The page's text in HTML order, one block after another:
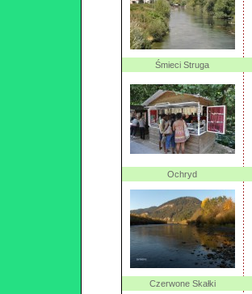
Śmieci Struga
Ochryd
Czerwone Skałki